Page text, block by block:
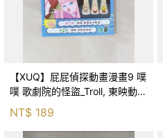
【XUQ】屁屁偵探動畫漫畫9 噗
噗 歌劇院的怪盜_Troll, 東映動畫
株式會社, 張東君
NT$ 189